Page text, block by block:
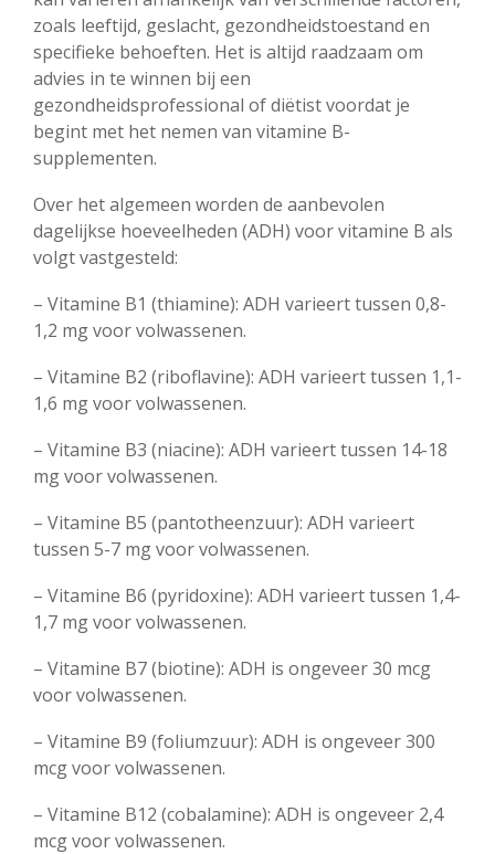
zoals leeftijd, geslacht, gezondheidstoestand en
specifieke behoeften. Het is altijd raadzaam om
advies in te winnen bij een
gezondheidsprofessional of diëtist voordat je
begint met het nemen van vitamine B-
supplementen.
Over het algemeen worden de aanbevolen
dagelijkse hoeveelheden (ADH) voor vitamine B als
volgt vastgesteld:
– Vitamine B1 (thiamine): ADH varieert tussen 0,8-
1,2 mg voor volwassenen.
– Vitamine B2 (riboflavine): ADH varieert tussen 1,1-
1,6 mg voor volwassenen.
– Vitamine B3 (niacine): ADH varieert tussen 14-18
mg voor volwassenen.
– Vitamine B5 (pantotheenzuur): ADH varieert
tussen 5-7 mg voor volwassenen.
– Vitamine B6 (pyridoxine): ADH varieert tussen 1,4-
1,7 mg voor volwassenen.
– Vitamine B7 (biotine): ADH is ongeveer 30 mcg
voor volwassenen.
– Vitamine B9 (foliumzuur): ADH is ongeveer 300
mcg voor volwassenen.
– Vitamine B12 (cobalamine): ADH is ongeveer 2,4
mcg voor volwassenen.